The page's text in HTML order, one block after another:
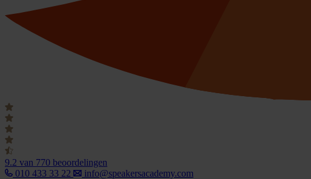
9.2 van 770 beoordelingen
010 433 33 22
info@speakersacademy.com